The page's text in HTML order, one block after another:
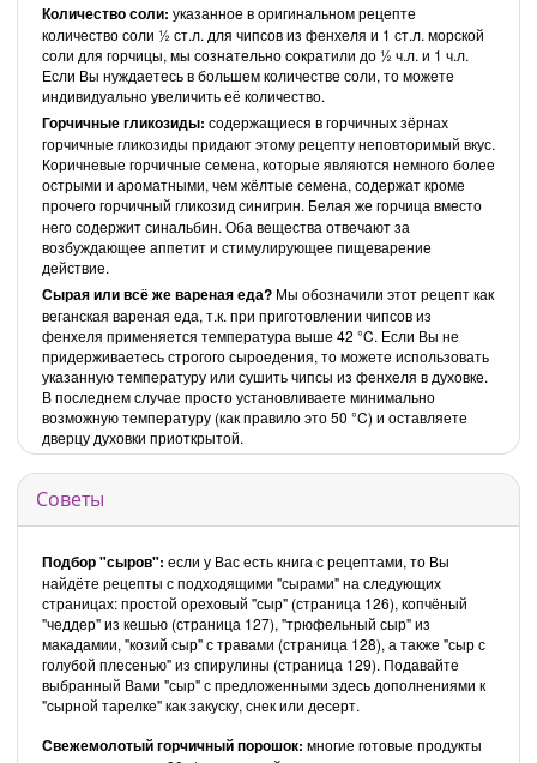
Количество соли: указанное в оригинальном рецепте
количество соли ½ ст.л. для чипсов из фенхеля и 1 ст.л. морской
соли для горчицы, мы сознательно сократили до ½ ч.л. и 1 ч.л.
Если Вы нуждаетесь в большем количестве соли, то можете
индивидуально увеличить её количество.
Горчичные гликозиды: содержащиеся в горчичных зёрнах
горчичные гликозиды придают этому рецепту неповторимый вкус.
Коричневые горчичные семена, которые являются немного более
острыми и ароматными, чем жёлтые семена, содержат кроме
прочего горчичный гликозид синигрин. Белая же горчица вместо
него содержит синальбин. Оба вещества отвечают за
возбуждающее аппетит и стимулирующее пищеварение
действие.
Сырая или всё же вареная еда? Мы обозначили этот рецепт как
веганская вареная еда, т.к. при приготовлении чипсов из
фенхеля применяется температура выше 42 °C. Если Вы не
придерживаетесь строгого сыроедения, то можете использовать
указанную температуру или сушить чипсы из фенхеля в духовке.
В последнем случае просто установливаете минимально
возможную температуру (как правило это 50 °C) и оставляете
дверцу духовки приоткрытой.
Советы
Подбор "сыров": если у Вас есть книга с рецептами, то Вы
найдёте рецепты с подходящими "сырами" на следующих
страницах: простой ореховый "сыр" (страница 126), копчёный
"чеддер" из кешью (страница 127), "трюфельный сыр" из
макадамии, "козий сыр" с травами (страница 128), а также "сыр с
голубой плесенью" из спирулины (страница 129). Подавайте
выбранный Вами "сыр" с предложенными здесь дополнениями к
"cырной тарелке" как закуску, снек или десерт.
Свежемолотый горчичный порошок: многие готовые продукты